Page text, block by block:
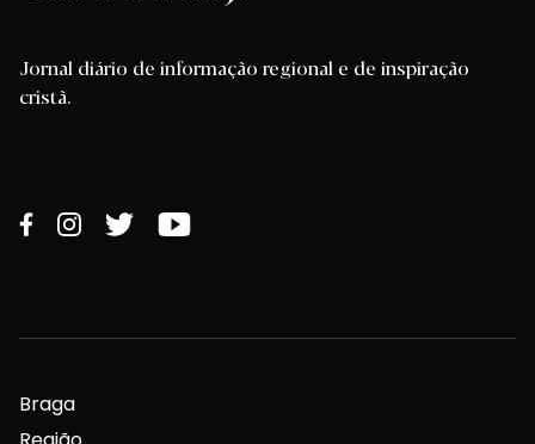
Jornal diário de informação regional e de inspiração
cristã.
Braga